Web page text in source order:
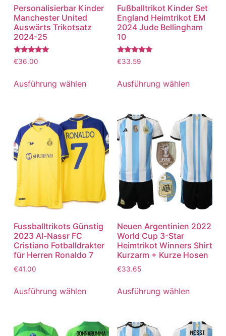
Personalisierbar Kinder
Manchester United
Auswärts Trikotsatz
2024-25
Bewertet
mit
von 5
€36.00
Ausführung wählen
Fußballtrikot Kinder Set
England Heimtrikot EM
2024 Jude Bellingham
10
Bewertet
mit
von 5
€33.59
Ausführung wählen
Fussballtrikots Günstig
2023 Al-Nassr FC
Cristiano Fotballdrakter
für Herren Ronaldo 7
€41.00
Ausführung wählen
Neuen Argentinien 2022
World Cup 3-Star
Heimtrikot Winners Shirt
Kurzarm + Kurze Hosen
€33.65
Ausführung wählen